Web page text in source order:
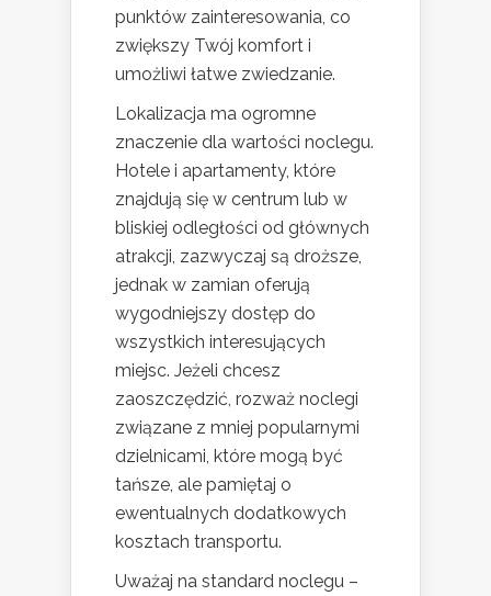
punktów zainteresowania, co
zwiększy Twój komfort i
umożliwi łatwe zwiedzanie.
Lokalizacja ma ogromne
znaczenie dla wartości noclegu.
Hotele i apartamenty, które
znajdują się w centrum lub w
bliskiej odległości od głównych
atrakcji, zazwyczaj są droższe,
jednak w zamian oferują
wygodniejszy dostęp do
wszystkich interesujących
miejsc. Jeżeli chcesz
zaoszczędzić, rozważ noclegi
związane z mniej popularnymi
dzielnicami, które mogą być
tańsze, ale pamiętaj o
ewentualnych dodatkowych
kosztach transportu.
Uważaj na standard noclegu –